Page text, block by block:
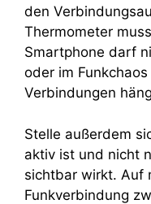
den
Thermometer
Smartphone darf
oder im
Verbindungen
Stelle außerdem
aktiv ist und nicht
sichtbar wirkt. Auf
Funkverbindung